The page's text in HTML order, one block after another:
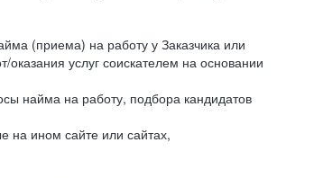
(приема) на работу у Заказчика или
услуг соискателем на основании
найма на работу, подбора кандидатов
на ином сайте или сайтах,